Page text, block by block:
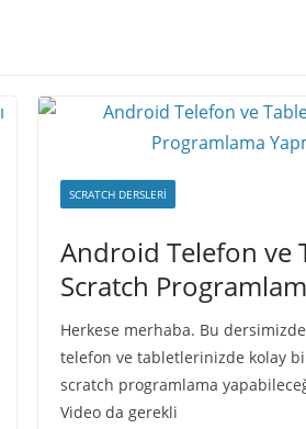
SCRATCH DERSLERI
Android Telefon ve
Scratch
Herkese merhaba. Bu
telefon ve tabletlerinizde kolay
scratch programlama
Video da gerekli